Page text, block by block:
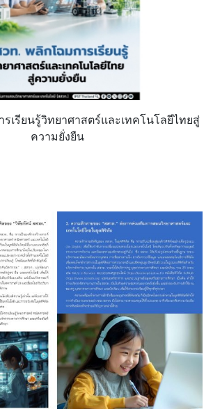
เรียนรู้วิทยาศาสตร์และเทคโนโลยีไทยสู่
ความยั่งยืน